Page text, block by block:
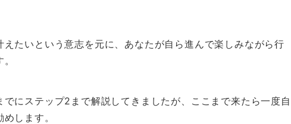
たいという意志を元に、あなたが自ら進んで楽しみながら行
にステップ2まで解説してきましたが、ここまで来たら一度自
します。